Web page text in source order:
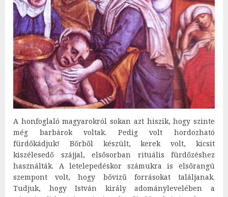
A honfoglaló magyarokról sokan azt hiszik, hogy szinte
még barbárok voltak. Pedig volt hordozható
fürdőkádjuk! Bőrből készült, kerek volt, kicsit
kiszélesedő szájjal, elsősorban rituális fürdőzéshez
használták. A letelepedéskor számukra is elsőrangú
szempont volt, hogy bővizű forrásokat találjanak.
Tudjuk, hogy István király adománylevelében a